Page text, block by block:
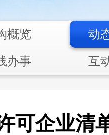
概览
动
办事
互
可企业清